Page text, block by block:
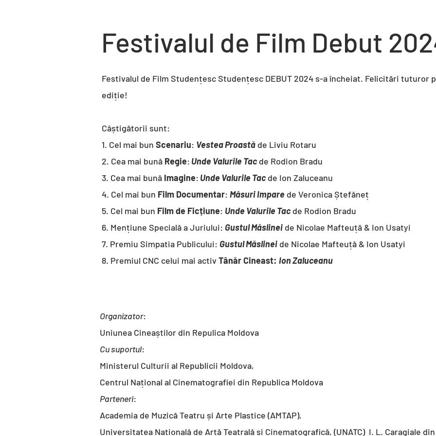
Festivalul de Film Debut
Festivalul de Film Studențesc Studențesc DEBUT 2024 s-a încheiat. Felicitări tuturor
ediție!
Câștigătorii sunt:
1. Cel mai bun Scenariu: Vestea Proastă de Liviu Rotaru
2. Cea mai bună Regie: Unde Valurile Tacde Rodion Bradu
3. Cea mai bună Imagine: Unde Valurile Tacde Ion Zaluceanu
4. Cel mai bun Film Documentar: Măsuri Impare de Veronica Ștefăneț
5. Cel mai bun Film de Ficțiune: Unde Valurile Tacde Rodion Bradu
6. Mențiune Specială a Juriului: Gustul Măslinei de Nicolae Mafteuță & Ion Usatyi
7. Premiu Simpatia Publicului: Gustul Măslinei de Nicolae Mafteuță & Ion Usatyi
8. Premiul CNC celui mai activTânăr Cineast: Ion Zaluceanu
Organizator:
Uniunea Cineaștilor din Repulica Moldova
Cu suportul:
Ministerul Culturii al Republicii Moldova,
Centrul Național al Cinematografiei din Republica Moldova
Parteneri:
Academia de Muzică Teatru și Arte Plastice (AMTAP),
Universitatea Națională de Artă Teatrală si Cinematografică, (UNATC) I. L. Caragiale